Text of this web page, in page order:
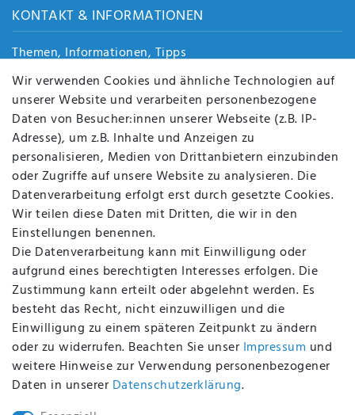
KONTAKT & INFORMATIONEN
Themen, Informationen, Tipps
Jobs
Über uns
Kontakt
Datenschutz
AGB
FAQ
Batterieentsorgung
Altölverordnung
Impressum
BEQUEM UND SICHER BEZAHLEN MIT
BEI UNS SIND SIE SICHER!
Wir verwenden Cookies und ähnliche Technologien auf
unserer Website und verarbeiten personenbezogene
Daten von Besucher:innen unserer Webseite (z.B. IP-
Adresse), um z.B. Inhalte und Anzeigen zu
personalisieren, Medien von Drittanbietern einzubinden
oder Zugriffe auf unsere Website zu analysieren. Die
Datenverarbeitung erfolgt erst durch gesetzte Cookies.
Wir teilen diese Daten mit Dritten, die wir in den
Einstellungen benennen.
Die Datenverarbeitung kann mit Einwilligung oder
aufgrund eines berechtigten Interesses erfolgen. Die
Zustimmung kann erteilt oder abgelehnt werden. Es
besteht das Recht, nicht einzuwilligen und die
Einwilligung zu einem späteren Zeitpunkt zu ändern
oder zu widerrufen. Beachten Sie unser Impressum und
weitere Hinweise zur Verwendung personenbezogener
Daten in unserer Daten­schutz­erklärung.